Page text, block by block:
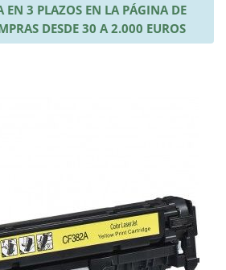
EN 3 PLAZOS EN LA PÁGINA DE
DESDE 30 A 2.000 EUROS